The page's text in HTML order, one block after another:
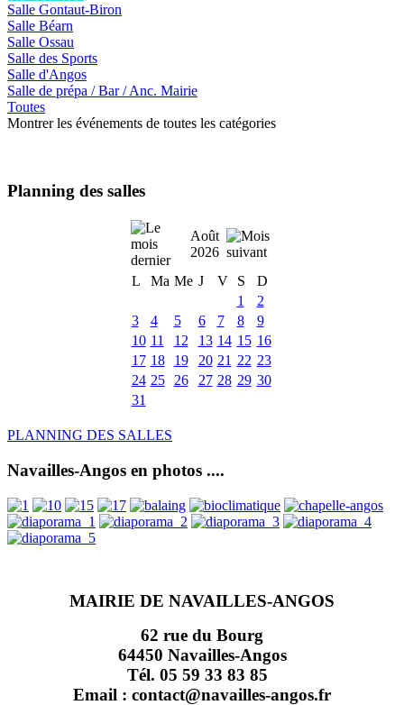
Salle Gontaut-Biron
Salle Béarn
Salle Ossau
Salle des Sports
Salle d'Angos
Salle de prépa / Bar / Anc. Mairie
Toutes
Montrer les événements de toutes les catégories
Planning des salles
Août
2026
L
Ma Me J V S
D
1
2
3
4 5 6 7 8
9
10 11 12 13 14 15 16
17 18 19 20 21 22 23
24 25 26 27 28 29 30
31
PLANNING DES SALLES
Navailles-Angos en photos ....
MAIRIE DE NAVAILLES-ANGOS
62 rue du Bourg
64450 Navailles-Angos
Tél. 05 59 33 83 85
Email : contact@navailles-angos.fr